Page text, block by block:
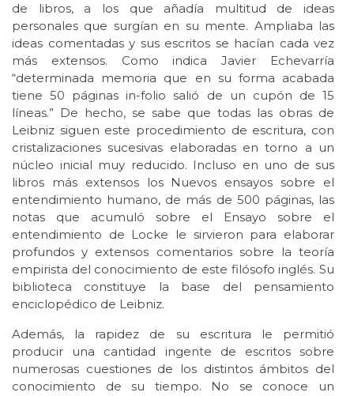
de libros, a los que añadía multitud de ideas
personales que surgían en su mente. Ampliaba las
ideas comentadas y sus escritos se hacían cada vez
más extensos. Como indica Javier Echevarría
“determinada memoria que en su forma acabada
tiene 50 páginas in-folio salió de un cupón de 15
líneas.” De hecho, se sabe que todas las obras de
Leibniz siguen este procedimiento de escritura, con
cristalizaciones sucesivas elaboradas en torno a un
núcleo inicial muy reducido. Incluso en uno de sus
libros más extensos los Nuevos ensayos sobre el
entendimiento humano, de más de 500 páginas, las
notas que acumuló sobre el Ensayo sobre el
entendimiento de Locke le sirvieron para elaborar
profundos y extensos comentarios sobre la teoría
empirista del conocimiento de este filósofo inglés. Su
biblioteca constituye la base del pensamiento
enciclopédico de Leibniz.
Además, la rapidez de su escritura le permitió
producir una cantidad ingente de escritos sobre
numerosas cuestiones de los distintos ámbitos del
conocimiento de su tiempo. No se conoce un